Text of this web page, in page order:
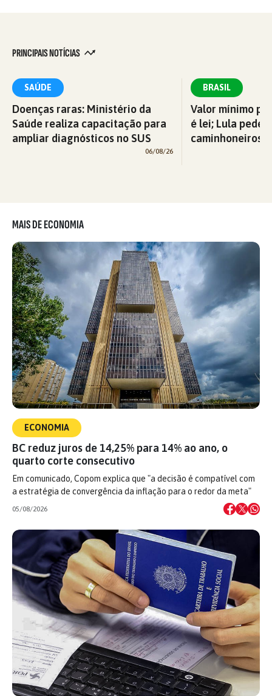
PRINCIPAIS NOTÍCIAS
SAÚDE
Doenças raras: Ministério da
Saúde realiza capacitação para
ampliar diagnósticos no SUS
06/08/26
BRASIL
Valor mínimo
é lei; Lula pede
caminhoneiros
MAIS DE ECONOMIA
ECONOMIA
BC reduz juros de 14,25% para 14% ao ano, o
quarto corte consecutivo
Em comunicado, Copom explica que "a decisão é compatível com
a estratégia de convergência da inflação para o redor da meta"
05/08/2026